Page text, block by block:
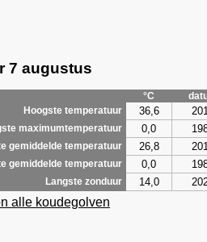
7 augustus
°C
Hoogste temperatuur
36,6
maximumtemperatuur 0,0
gemiddelde temperatuur 26,8
gemiddelde temperatuur 0,0
Langste zonduur 14,0
alle koudegolven